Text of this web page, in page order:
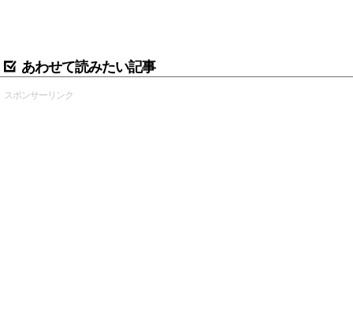
あわせて読みたい記事
スポンサーリンク